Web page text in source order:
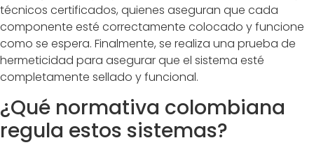
técnicos certificados, quienes aseguran que cada
componente esté correctamente colocado y funcione
como se espera. Finalmente, se realiza una prueba de
hermeticidad para asegurar que el sistema esté
completamente sellado y funcional.
¿Qué normativa colombiana
regula estos sistemas?